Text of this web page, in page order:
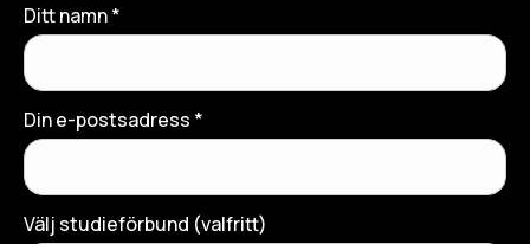
Ditt namn *
Din e-postsadress *
Välj studieförbund (valfritt)